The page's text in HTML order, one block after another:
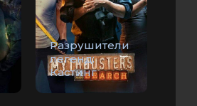
Разрушители
легенд:
Кастинг